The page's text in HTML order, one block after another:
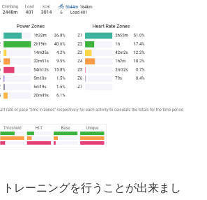
レーニングを行うことが出来まし